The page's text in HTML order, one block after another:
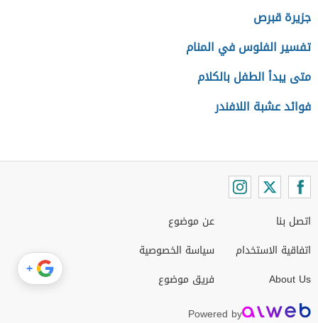
جزيرة قبرص
تفسير الفلوس في المنام
متى يبدأ الطفل بالكلام
فوائد عشبة اللافندر
اتصل بنا
اتفاقية الاستخدام
About Us
عن موضوع
سياسة الخصوصية
فريق موضوع
Powered by
+